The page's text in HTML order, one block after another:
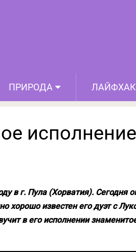
ПРИРОДА
в г. Пула (Хорватия). Сегодня
хорошо известен его дуэт с
в его исполнении